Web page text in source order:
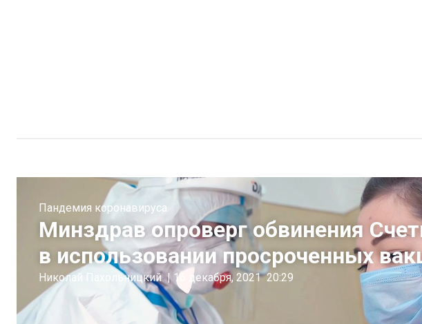
Пандемия коронавируса
Минздрав опроверг обвинения
в использовании просроченных
Николай Пахольницкий | 16 декабря, 2021 20:29